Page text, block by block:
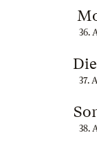
36.
37.
38.